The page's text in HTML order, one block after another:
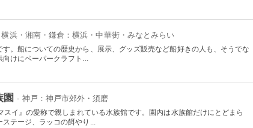
横浜・湘南・鎌倉：横浜・中華街・みなとみらい
。船についての歴史から、展示、グッズ販売など船好きの人も、そうでな
けにペーパークラフト...
園 - 神戸：神戸市郊外・須磨
イ』の愛称で親しまれている水族館です。園内は水族館だけにとどまら
テージ、ラッコの餌やり...